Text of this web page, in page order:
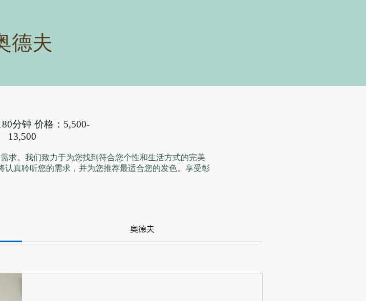
德夫
分钟 价格：5,500-
13,500
求。我们致力于为您找到符合您个性和生活方式的完美
真聆听您的需求，并为您推荐最适合您的发色。享受彰
奥德夫